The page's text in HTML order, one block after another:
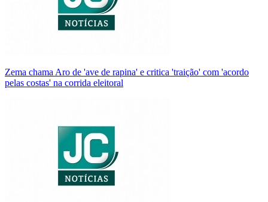
Zema chama Aro de 'ave de rapina' e critica 'traição' com 'acordo
pelas costas' na corrida eleitoral